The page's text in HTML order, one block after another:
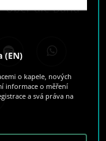
Über die Band
(EN)
o kapele, nových
informace o měření
a svá práva na